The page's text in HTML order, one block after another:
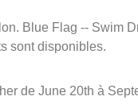
Blue Flag -- Swim
sont disponibles.
de June 20th à